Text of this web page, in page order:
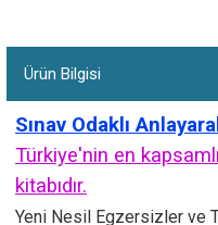
Ürün Bilgisi
Sınav Odaklı
Türkiye'nin en
kitabıdır.
Yeni Nesil Egzersizler ve